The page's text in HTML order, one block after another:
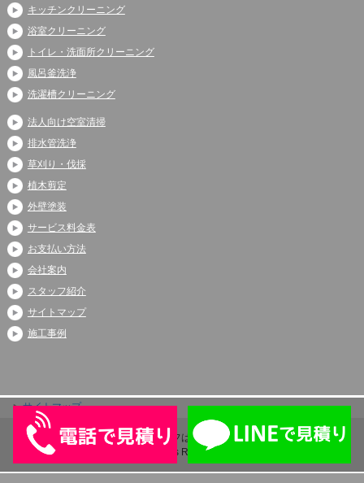
キッチンクリーニング
浴室クリーニング
トイレ・洗面所クリーニング
風呂釜洗浄
洗濯槽クリーニング
法人向け空室清掃
排水管洗浄
草刈り・伐採
植木剪定
外壁塗装
サービス料金表
お支払い方法
会社案内
スタッフ紹介
サイトマップ
施工事例
サイトマップ
Copyright (C) 2026 アシストライフは伊奈町、上尾市、蓮田市で大人気
All Rights Reserved.